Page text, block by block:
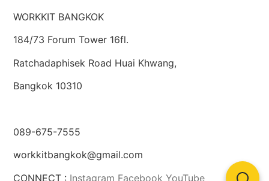
WORKKIT BANGKOK
184/73 Forum Tower 16fl.
Ratchadaphisek Road Huai Khwang,
Bangkok 10310
089-675-7555
workkitbangkok@gmail.com
CONNECT : Instagram Facebook YouTube